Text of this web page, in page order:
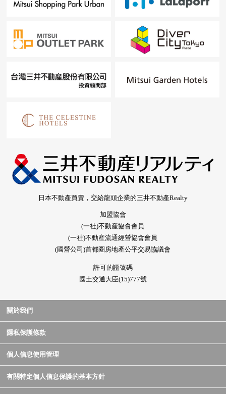
日本不動產買賣，交給龍頭企業的三井不動產Realty
加盟協會
(一社)不動産協會會員
(一社)不動産流通經營協會會員
(國營公司)首都圈房地產公平交易協議會
許可的證號碼
國土交通大臣(15)777號
關於我們
隱私保護條款
個人信息使用管理
有關特定個人信息保護的基本方針